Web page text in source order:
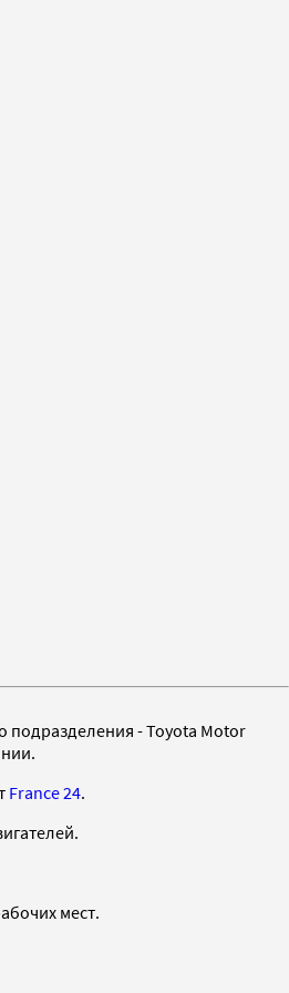
подразделения - Toyota Motor
France 24.
мест.